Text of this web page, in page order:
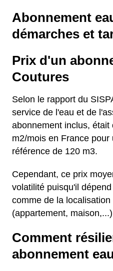
Abonnement
démarches et
Prix d'un
Coutures
Selon le rapport du
service de l'eau et de
abonnement inclus, était
m2/mois en France
référence de 120 m3.
Cependant, ce prix
volatilité puisqu'il
comme de la
(appartement,
Comment
abonnement